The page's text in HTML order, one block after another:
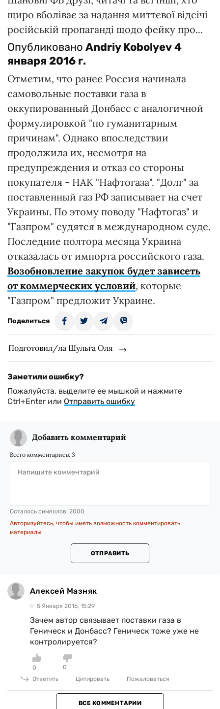
щиро вболіває за надання миттєвої відсічі
російській пропаганді щодо фейку про...
Опубликовано Andriy Kobolyev4
января 2016 г.
Отметим, что ранее Россия начинала
самовольные поставки газа в
оккупированный Донбасс с аналогичной
формулировкой "по гуманитарным
причинам". Однако впоследствии
продолжила их, несмотря на
предупреждения и отказ со стороны
покупателя - НАК "Нафтогаза". "Долг" за
поставленный газ РФ записывает на счет
Украины. По этому поводу "Нафтогаз" и
"Газпром" судятся в международном суде.
Последние полтора месяца Украина
отказалась от импорта российского газа.
Возобновление закупок будет зависеть
от коммерческих условий, которые
"Газпром" предложит Украине.
Поделиться
Подготовил/ла Шульга Оля
Заметили ошибку?
Пожалуйста, выделите ее мышкой и нажмите
Ctrl+Enter или Отправить ошибку
Добавить комментарий
Всего комментариев: 3
Осталось символов: 2000
Авторизуйтесь, чтобы иметь возможность комментировать
материалы
ОТПРАВИТЬ
Алексей Мазняк
5 Января 2016, 15:29
Зачем автор связывает поставки газа в
Геническ и Донбасс? Геническ тоже уже не
контролируется?
0
0
Ответить
Цитировать Пожаловаться
ВСЕ КОММЕНТАРИИ